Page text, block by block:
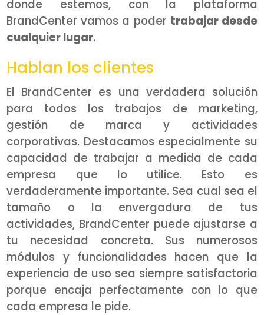
donde estemos, con la plataforma
BrandCenter vamos a poder trabajar desde
cualquier lugar.
Hablan los clientes
El BrandCenter es una verdadera solución
para todos los trabajos de marketing,
gestión de marca y actividades
corporativas. Destacamos especialmente su
capacidad de trabajar a medida de cada
empresa que lo utilice. Esto es
verdaderamente importante. Sea cual sea el
tamaño o la envergadura de tus
actividades, BrandCenter puede ajustarse a
tu necesidad concreta. Sus numerosos
módulos y funcionalidades hacen que la
experiencia de uso sea siempre satisfactoria
porque encaja perfectamente con lo que
cada empresa le pide.